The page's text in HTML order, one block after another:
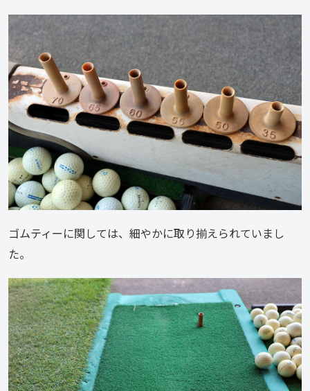
ゴムティーに関しては、細やかに取り揃えられていまし
た。